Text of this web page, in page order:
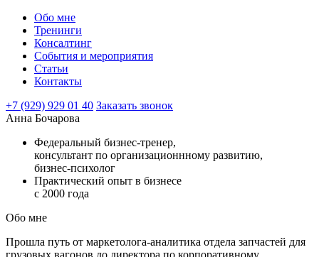
Обо мне
Тренинги
Консалтинг
События и мероприятия
Статьи
Контакты
+7 (929) 929 01 40 Заказать звонок
Анна Бочарова
Федеральный бизнес-тренер,
консультант по организационнному развитию,
бизнес-психолог
Практический опыт в бизнесе
с 2000 года
Обо мне
Прошла путь от маркетолога-аналитика отдела запчастей для
грузовых вагонов до директора по корпоративному